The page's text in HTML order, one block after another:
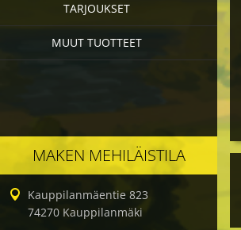
TARJOUKSET
MUUT TUOTTEET
MAKEN MEHILÄISTILA
Kauppilanmäentie 823
74270 Kauppilanmäki